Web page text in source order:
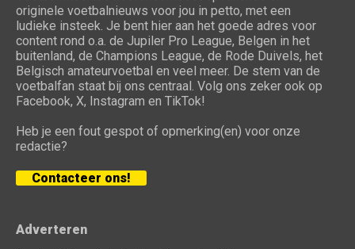
originele voetbalnieuws voor jou in petto, met een
ludieke insteek. Je bent hier aan het goede adres voor
content rond o.a. de Jupiler Pro League, Belgen in het
buitenland, de Champions League, de Rode Duivels, het
Belgisch amateurvoetbal en veel meer. De stem van de
voetbalfan staat bij ons centraal. Volg ons zeker ook op
Facebook, X, Instagram en TikTok!
Heb je een fout gespot of opmerking(en) voor onze
redactie?
Contacteer ons!
Adverteren